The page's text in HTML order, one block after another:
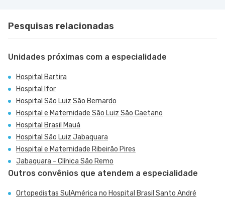
Pesquisas relacionadas
Unidades próximas com a especialidade
Hospital Bartira
Hospital Ifor
Hospital São Luiz São Bernardo
Hospital e Maternidade São Luiz São Caetano
Hospital Brasil Mauá
Hospital São Luiz Jabaquara
Hospital e Maternidade Ribeirão Pires
Jabaquara - Clínica São Remo
Outros convênios que atendem a especialidade
Ortopedistas SulAmérica no Hospital Brasil Santo André